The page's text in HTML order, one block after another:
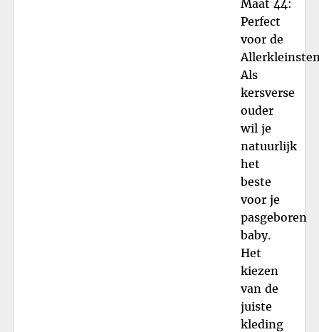
Maat 44:
Perfect
voor de
Als
kersverse
ouder
wil je
natuurlijk
het
beste
voor je
pasgeboren
baby.
Het
kiezen
van de
juiste
kleding